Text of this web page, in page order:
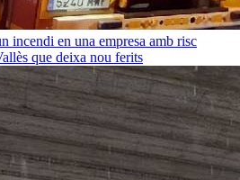
incendi en una empresa amb risc
que deixa nou ferits